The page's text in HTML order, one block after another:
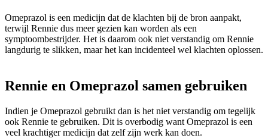
Omeprazol is een medicijn dat de klachten bij de bron aanpakt,
terwijl Rennie dus meer gezien kan worden als een
symptoombestrijder. Het is daarom ook niet verstandig om Rennie
langdurig te slikken, maar het kan incidenteel wel klachten oplossen.
Rennie en Omeprazol samen gebruiken
Indien je Omeprazol gebruikt dan is het niet verstandig om tegelijk
ook Rennie te gebruiken. Dit is overbodig want Omeprazol is een
veel krachtiger medicijn dat zelf zijn werk kan doen.